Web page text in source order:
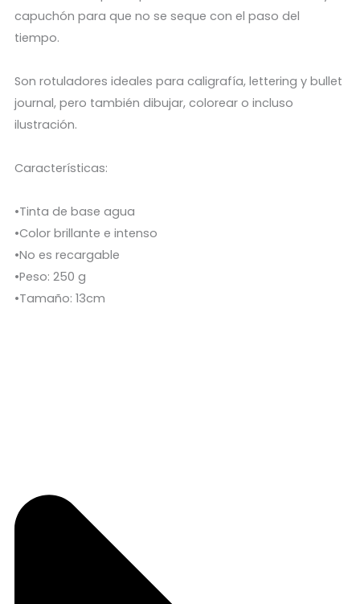
capuchón para que no se seque con el paso del
tiempo.
Son rotuladores ideales para caligrafía, lettering y bullet
journal, pero también dibujar, colorear o incluso
ilustración.
Características:
•Tinta de base agua
•Color brillante e intenso
•No es recargable
•Peso: 250 g
•Tamaño: 13cm